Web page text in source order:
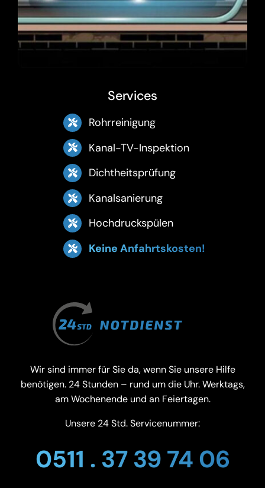
Services
Rohrreinigung
Kanal-TV-Inspektion
Dichtheitsprüfung
Kanalsanierung
Hochdruckspülen
Keine Anfahrtskosten!
Wir sind immer für Sie da, wenn Sie unsere Hilfe
benötigen. 24 Stunden – rund um die Uhr. Werktags,
am Wochenende und an Feiertagen.
Unsere 24 Std. Servicenummer:
0511 . 37 39 74 06